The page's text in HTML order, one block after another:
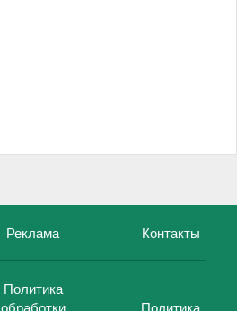
Реклама Контакты
Политика
обработки
Политика